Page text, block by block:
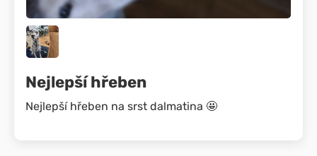
Nejlepší hřeben
Nejlepší hřeben na srst dalmatina 🤩